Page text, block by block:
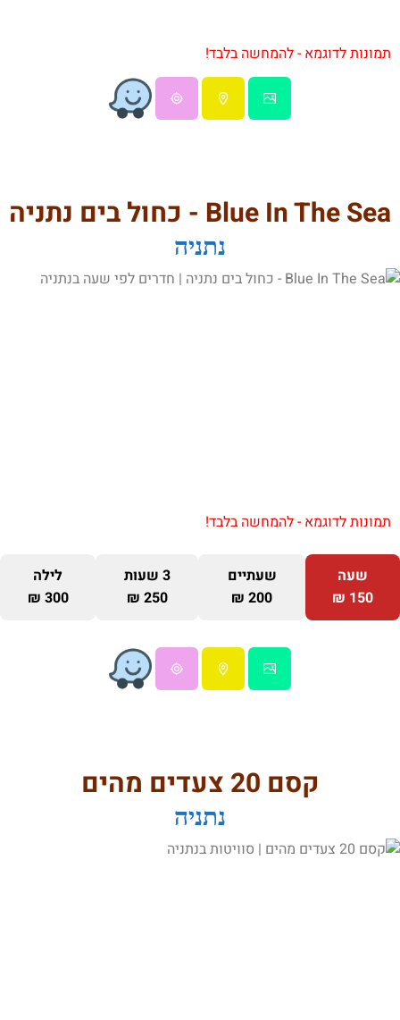
תמונות לדוגמא - להמחשה בלבד!
Blue In The Sea - כחול בים נתניה
נתניה
תמונות לדוגמא - להמחשה בלבד!
שעה
150 ₪
שעתיים
200 ₪
3 שעות
250 ₪
לילה
300 ₪
קסם 20 צעדים מהים
נתניה